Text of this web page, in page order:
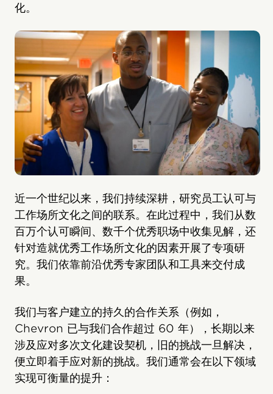
化。
近一个世纪以来，我们持续深耕，研究员工认可与
工作场所文化之间的联系。在此过程中，我们从数
百万个认可瞬间、数千个优秀职场中收集见解，还
针对造就优秀工作场所文化的因素开展了专项研
究。我们依靠前沿优秀专家团队和工具来交付成
果。
我们与客户建立的持久的合作关系（例如，
Chevron 已与我们合作超过 60 年），长期以来
涉及应对多次文化建设契机，旧的挑战一旦解决，
便立即着手应对新的挑战。我们通常会在以下领域
实现可衡量的提升：